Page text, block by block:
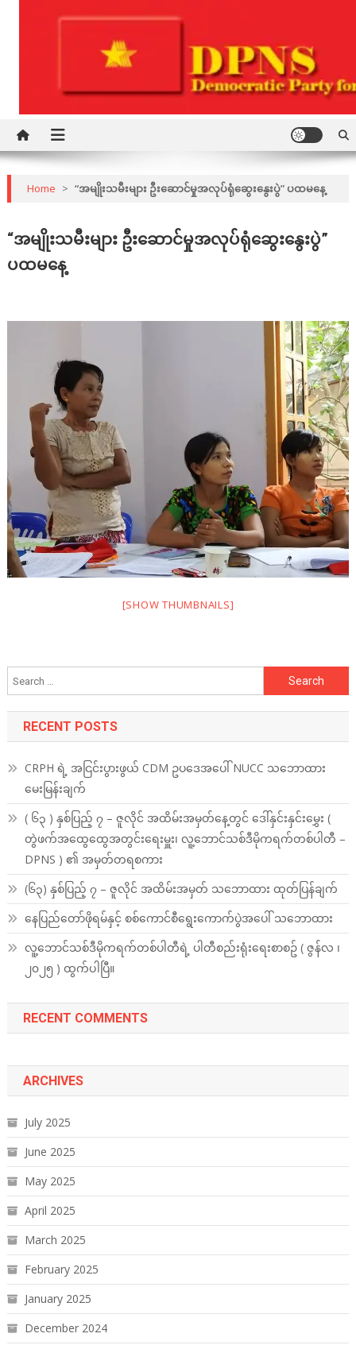
DPNS
Home > “အမျိုးသမီးများ ဦးဆောင်မှုအလုပ်ရုံဆွေးနွေးပွဲ” ပထမနေ့
“အမျိုးသမီးများ ဦးဆောင်မှုအလုပ်ရုံဆွေးနွေးပွဲ”
ပထမနေ့
[SHOW THUMBNAILS]
Search
for:
RECENT POSTS
CRPH ရဲ့ အငြင်းပွားဖွယ် CDM ဥပဒေအပေါ် NUCC သဘောထား
မေးမြန်းချက်
( ၆၃ ) နှစ်ပြည့် ၇ – ဇူလိုင် အထိမ်းအမှတ်နေ့တွင် ဒေါ်နှင်းနှင်းမွှေး (
တွဲဖက်အထွေထွေအတွင်းရေးမှူး၊ လူ့ဘောင်သစ်ဒီမိုကရက်တစ်ပါတီ –
DPNS ) ၏ အမှတ်တရစကား
(၆၃) နှစ်ပြည့် ၇ – ဇူလိုင် အထိမ်းအမှတ် သဘောထား ထုတ်ပြန်ချက်
နေပြည်တော်ဖိုရမ်နှင့် စစ်ကောင်စီရွေးကောက်ပွဲအပေါ် သဘောထား
လူ့ဘောင်သစ်ဒီမိုကရက်တစ်ပါတီရဲ့ ပါတီစည်းရုံးရေးစာစဥ် ( ဇွန်လ ၊
၂၀၂၅ ) ထွက်ပါပြီ။
RECENT COMMENTS
ARCHIVES
July 2025
June 2025
May 2025
April 2025
March 2025
February 2025
January 2025
December 2024